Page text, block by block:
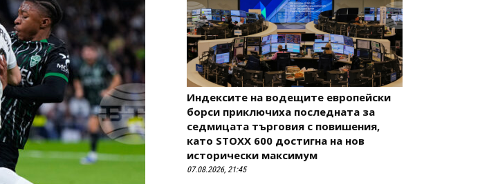
Индексите на водещите европейски
борси приключиха последната за
седмицата търговия с повишения,
като STOXX 600 достигна на нов
исторически максимум
07.08.2026, 21:45